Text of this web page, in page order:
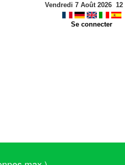
Vendredi 7 Août 2026 12
Se connecter